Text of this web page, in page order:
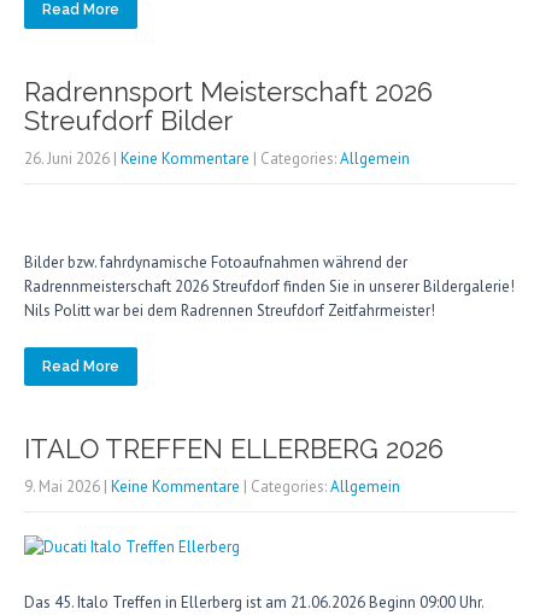
Read More
Radrennsport Meisterschaft 2026
Streufdorf Bilder
26. Juni 2026 | Keine Kommentare | Categories:Allgemein
Bilder bzw. fahrdynamische Fotoaufnahmen während der
Radrennmeisterschaft 2026 Streufdorf finden Sie in unserer Bildergalerie!
Nils Politt war bei dem Radrennen Streufdorf Zeitfahrmeister!
Read More
ITALO TREFFEN ELLERBERG 2026
9. Mai 2026 | Keine Kommentare | Categories:Allgemein
Das 45. Italo Treffen in Ellerberg ist am 21.06.2026 Beginn 09:00 Uhr.